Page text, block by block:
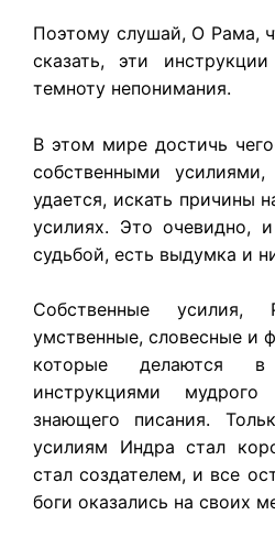
Поэтому слушай, О Рама,
сказать, эти
темноту непонимания.
В этом мире достичь
собственными
удается, искать причины
усилиях. Это очевидно,
судьбой, есть выдумка и
Собственные
умственные, словесные и
которые делаются
инструкциями
знающего писания.
усилиям Индра стал
стал создателем, и все
боги оказались на своих